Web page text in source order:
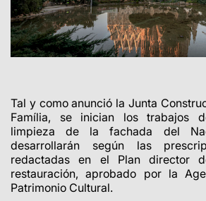
Tal y como anunció la Junta
Família, se inician los trabajos
limpieza de la fachada del
desarrollarán según las
redactadas en el Plan director
restauración, aprobado por la
Patrimonio Cultural.